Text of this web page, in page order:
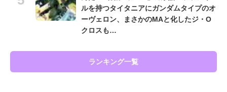
ルを持つタイタニアにガンダムタイプのオ
ーヴェロン、まさかのMAと化したジ・O
クロスも…
ランキング一覧